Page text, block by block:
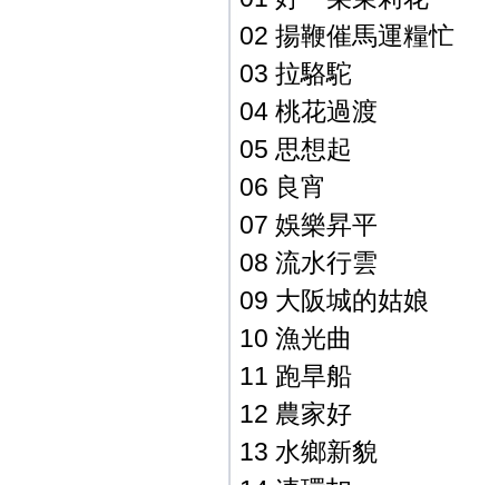
02 揚鞭催馬運糧忙
03 拉駱駝
04 桃花過渡
05 思想起
06 良宵
07 娛樂昇平
08 流水行雲
09 大阪城的姑娘
10 漁光曲
11 跑旱船
12 農家好
13 水鄉新貌